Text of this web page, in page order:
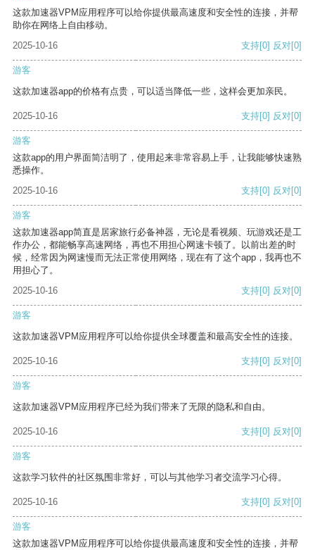
这款加速器VPM应用程序可以给你提供最高速度和安全性的连接，并帮
助你在网络上自由移动。
2025-10-16
支持[0] 反对[0]
游客
这款加速器app的价格有点贵，可以适当降低一些，这样会更加亲民。
2025-10-16 支持[0] 反对[0]
游客
这款app的用户界面简洁明了，使用起来非常容易上手，让我能够快速熟
悉操作。
2025-10-16
支持[0] 反对[0]
游客
这款加速器app简直是居家旅行必备神器，无论是看视频、玩游戏还是工
作办公，都能畅享高速网络，再也不用担心网速卡顿了。以前出差的时
候，经常因为网速慢而无法正常使用网络，现在有了这个app，我再也不
用担心了。
2025-10-16
支持[0] 反对[0]
游客
这款加速器VPM应用程序可以给你提供全球覆盖和最高安全性的连接。
2025-10-16 支持[0] 反对[0]
游客
这款加速器VPM应用程序已经为我们带来了无限的隐私和自由。
2025-10-16 支持[0] 反对[0]
游客
这款学习软件的社区氛围非常好，可以与其他学习者交流学习心得。
2025-10-16 支持[0] 反对[0]
游客
这款加速器VPM应用程序可以给你提供最高速度和安全性的连接，并帮